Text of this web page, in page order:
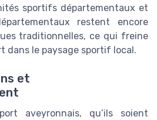
sportifs départementaux et
restent encore
traditionnelles, ce qui freine
dans le paysage sportif local.
et
aveyronnais, qu’ils soient